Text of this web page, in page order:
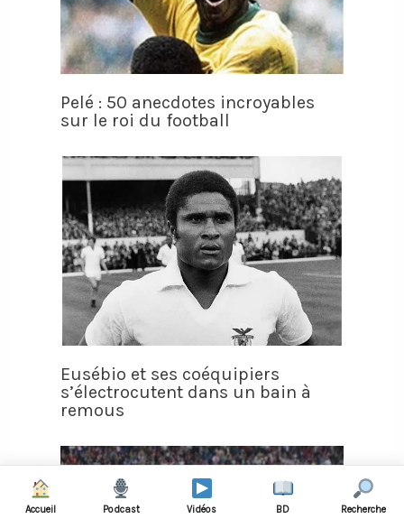
Pelé : 50 anecdotes incroyables
sur le roi du football
Eusébio et ses coéquipiers
s’électrocutent dans un bain à
remous
Accueil Podcast Vidéos BD Recherche